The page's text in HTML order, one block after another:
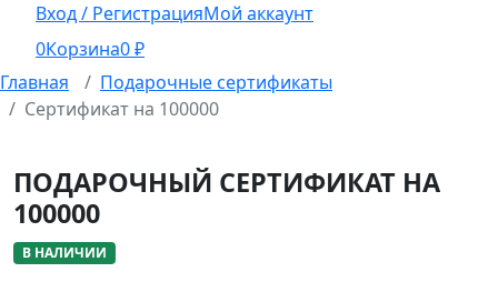
Вход / РегистрацияМой аккаунт
0Корзина0₽
Главная
Подарочные сертификаты
Сертификат на 100000
ПОДАРОЧНЫЙ СЕРТИФИКАТ НА
100000
В НАЛИЧИИ